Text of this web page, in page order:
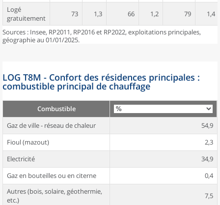
Logé
gratuitement
73 1,3 66 1,2 79 1,4
Sources : Insee, RP2011, RP2016 et RP2022, exploitations principales,
géographie au 01/01/2025.
LOG T8M - Confort des résidences principales :
combustible principal de chauffage
Combustible
Gaz de ville - réseau de chaleur
54,9
Fioul (mazout)
2,3
Electricité
34,9
Gaz en bouteilles ou en citerne
0,4
Autres (bois, solaire, géothermie,
etc.)
7,5